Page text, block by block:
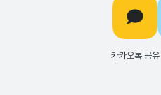
카카오톡 공유